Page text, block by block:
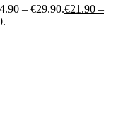
– €29.90.€21.90 –